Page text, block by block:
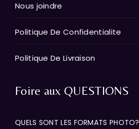
Nous joindre
Politique De Confidentialite
Politique De Livraison
Foire aux QUESTIONS
QUELS SONT LES FORMATS PHOTO?